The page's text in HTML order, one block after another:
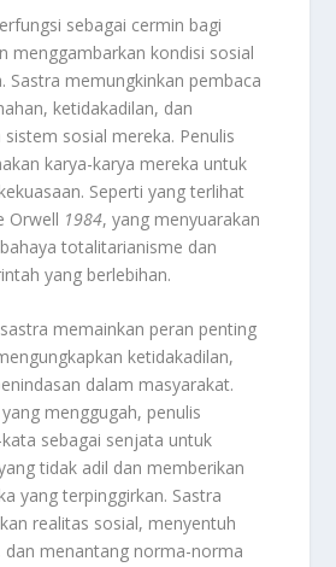
sebagai cermin bagi
menggambarkan kondisi sosial
Sastra memungkinkan pembaca
ketidakadilan, dan
sosial mereka. Penulis
karya-karya mereka untuk
Seperti yang terlihat
Orwell 1984, yang menyuarakan
totalitarianisme dan
yang berlebihan.
memainkan peran penting
ketidakadilan,
dalam masyarakat.
menggugah, penulis
sebagai senjata untuk
tidak adil dan memberikan
yang terpinggirkan. Sastra
realitas sosial, menyentuh
dan menantang norma-norma